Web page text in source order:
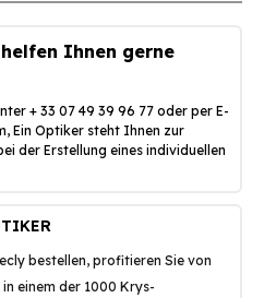
Ihnen gerne
+ 33 07 49 39 96 77 oder per E-
, Ein Optiker steht Ihnen zur
der Erstellung eines individuellen
bestellen, profitieren Sie von
einem der 1000 Krys-